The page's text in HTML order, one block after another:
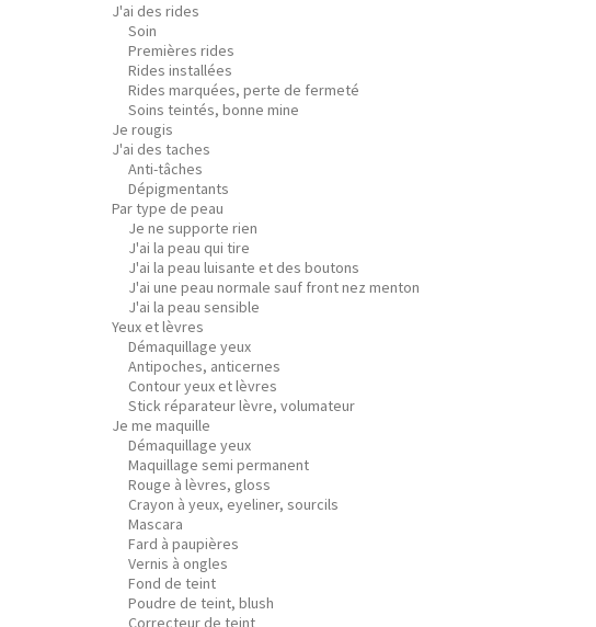
J'ai des rides
Soin
Premières rides
Rides installées
Rides marquées, perte de fermeté
Soins teintés, bonne mine
Je rougis
J'ai des taches
Anti-tâches
Dépigmentants
Par type de peau
Je ne supporte rien
J'ai la peau qui tire
J'ai la peau luisante et des boutons
J'ai une peau normale sauf front nez menton
J'ai la peau sensible
Yeux et lèvres
Démaquillage yeux
Antipoches, anticernes
Contour yeux et lèvres
Stick réparateur lèvre, volumateur
Je me maquille
Démaquillage yeux
Maquillage semi permanent
Rouge à lèvres, gloss
Crayon à yeux, eyeliner, sourcils
Mascara
Fard à paupières
Vernis à ongles
Fond de teint
Poudre de teint, blush
Correcteur de teint